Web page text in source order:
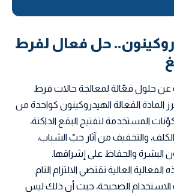
حل فعال لفرط
عن حلول فعّالة لمعالجة حالات فرط
المادة الفعالة الهيدروكينون كواحدة من
المستخدمة لتفتيح البقع الداكنة،
والتخفيف من آثار حبّ الشباب،
البشرة والحفاظ على إشراقها.
العالية تقتضي الالتزام التام
الاستخدام الصحيحة، حيث أن ذلك ليس